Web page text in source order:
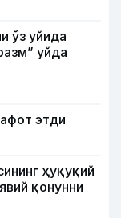
ўз уйида
уйда
этди
ҳуқуқий
қонунни